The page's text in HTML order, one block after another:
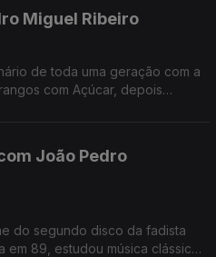
Miguel Ribeiro
de toda uma geração com a
com Açúcar, depois
João Pedro
do segundo disco da fadista
em 89, estudou música clássica,